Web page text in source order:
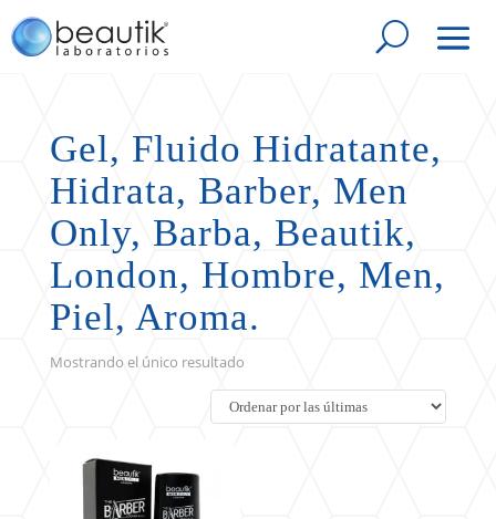
Gel, Fluido Hidratante,
Hidrata, Barber, Men
Only, Barba, Beautik,
London, Hombre, Men,
Piel, Aroma.
Mostrando el único resultado